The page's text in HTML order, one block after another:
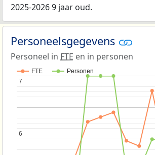
2025-2026 9 jaar oud.
Personeelsgegevens
Personeel in FTE en in personen
FTE Personen
6
6
7
7